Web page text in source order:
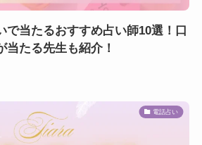
で当たるおすすめ占い師10選！口
当たる先生も紹介！
電話占い